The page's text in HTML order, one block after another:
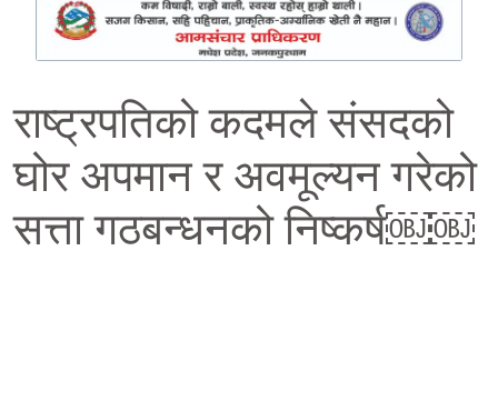
राष्ट्रपतिको कदमले संसदको
घोर अपमान र अवमूल्यन गरेको
सत्ता गठबन्धनको निष्कर्ष￼￼